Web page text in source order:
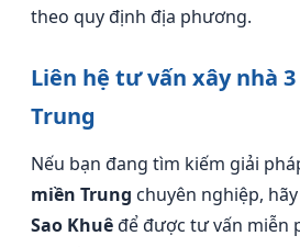
theo quy định địa phương.
Liên hệ tư vấn xây nhà
Trung
Nếu bạn đang tìm kiếm giải
miền Trung chuyên nghiệp,
Sao Khuêđể được tư vấn miễn